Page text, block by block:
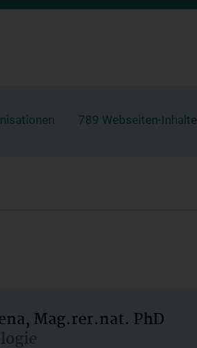
789 Webseiten-Inhalte
Mag.rer.nat. PhD